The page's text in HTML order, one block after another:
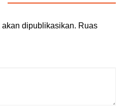
dipublikasikan. Ruas